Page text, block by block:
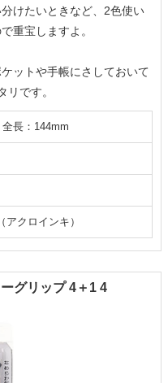
けたいときなど、2色使い
重宝しますよ。
ットや手帳にさしておいて
リです。
長：144mm
クロインキ）
グリップ 4＋1 4